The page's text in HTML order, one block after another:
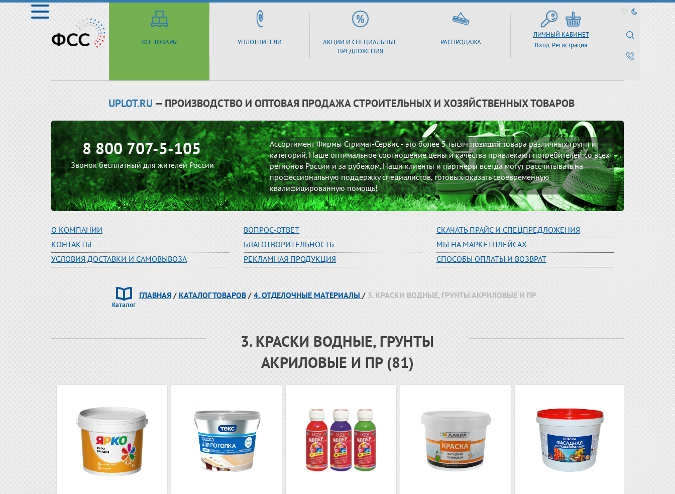
ВСЕ ТОВАРЫ УПЛОТНИТЕЛИ
АКЦИИ И СПЕЦИАЛЬНЫЕ
ПРЕДЛОЖЕНИЯ
РАСПРОДАЖА
ЛИЧНЫЙ КАБИНЕТ
Вход Регистрация
UPLOT.RU — ПРОИЗВОДСТВО И ОПТОВАЯ ПРОДАЖА СТРОИТЕЛЬНЫХ И ХОЗЯЙСТВЕННЫХ ТОВАРОВ
8 800 707-5-105
Звонок бесплатный для жителей России
Ассортимент Фирмы Стримат-Сервис - это более 5 тысяч позиций товара различных групп и
категорий. Наше оптимальное соотношение цены и качества привлекают потребителей со всех
регионов России и за рубежом. Наши клиенты и партнеры всегда могут рассчитывать на
профессиональную поддержку специалистов, готовых оказать своевременную
квалифицированную помощь!
О КОМПАНИИ
КОНТАКТЫ
УСЛОВИЯ ДОСТАВКИ И САМОВЫВОЗА
ВОПРОС-ОТВЕТ
БЛАГОТВОРИТЕЛЬНОСТЬ
РЕКЛАМНАЯ ПРОДУКЦИЯ
СКАЧАТЬ ПРАЙС И СПЕЦПРЕДЛОЖЕНИЯ
МЫ НА МАРКЕТПЛЕЙСАХ
СПОСОБЫ ОПЛАТЫ И ВОЗВРАТ
ГЛАВНАЯ/ КАТАЛОГ ТОВАРОВ/ 4. ОТДЕЛОЧНЫЕ МАТЕРИАЛЫ /3. КРАСКИ ВОДНЫЕ, ГРУНТЫ АКРИЛОВЫЕ И ПР
3. КРАСКИ ВОДНЫЕ, ГРУНТЫ
АКРИЛОВЫЕ И ПР (81)